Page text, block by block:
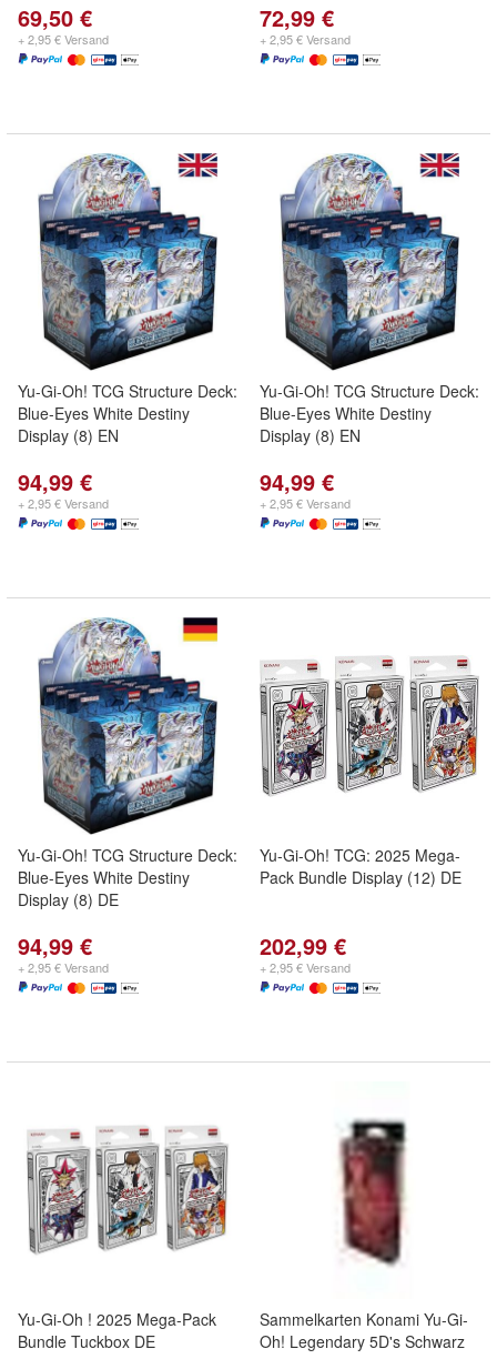
69,50 €
+ 2,95 € Versand
72,99 €
+ 2,95 € Versand
Yu-Gi-Oh! TCG Structure Deck:
Blue-Eyes White Destiny
Display (8) EN
94,99 €
+ 2,95 € Versand
Yu-Gi-Oh! TCG Structure Deck:
Blue-Eyes White Destiny
Display (8) EN
94,99 €
+ 2,95 € Versand
Yu-Gi-Oh! TCG Structure Deck:
Blue-Eyes White Destiny
Display (8) DE
94,99 €
+ 2,95 € Versand
Yu-Gi-Oh! TCG: 2025 Mega-
Pack Bundle Display (12) DE
202,99 €
+ 2,95 € Versand
Yu-Gi-Oh ! 2025 Mega-Pack
Bundle Tuckbox DE
Sammelkarten Konami Yu-Gi-
Oh! Legendary 5D's Schwarz